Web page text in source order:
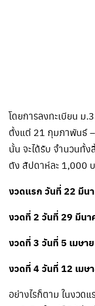
โดยการลงทะเบียน ม
ตั้งแต่ 21 กุมภาพันธ์
นั้น จะได้รับ จำนวนทั้
ตัง สัปดาห์ละ 1,000
งวดแรก วันที่ 22 มีน
งวดที่ 2 วันที่ 29 มีน
งวดที่ 3 วันที่ 5 เมษา
งวดที่ 4 วันที่ 12 เม
อย่างไรก็ตาม ในงวด